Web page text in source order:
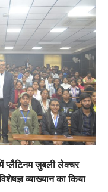
जुबली लेक्चर
व्याख्यान का किया